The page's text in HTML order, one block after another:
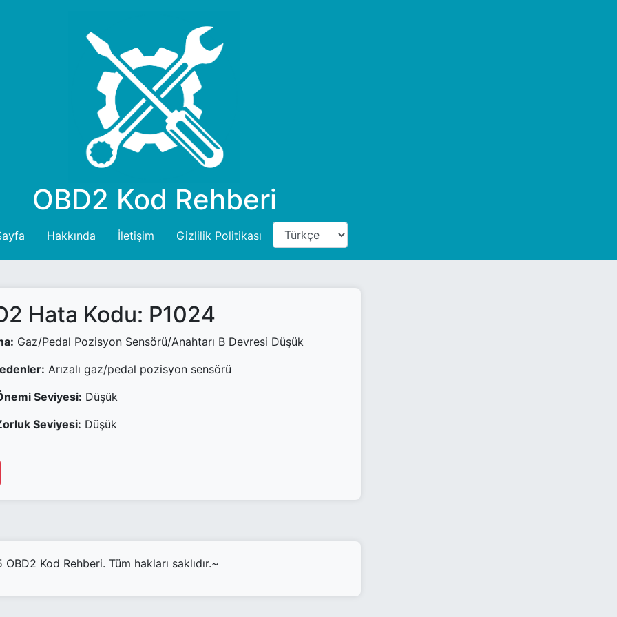
OBD2 Kod Rehberi
Hakkında İletişim Gizlilik Politikası
Hata Kodu: P1024
Gaz/Pedal Pozisyon Sensörü/Anahtarı B Devresi Düşük
Arızalı gaz/pedal pozisyon sensörü
Seviyesi: Düşük
Seviyesi: Düşük
Kod Rehberi. Tüm hakları saklıdır.~